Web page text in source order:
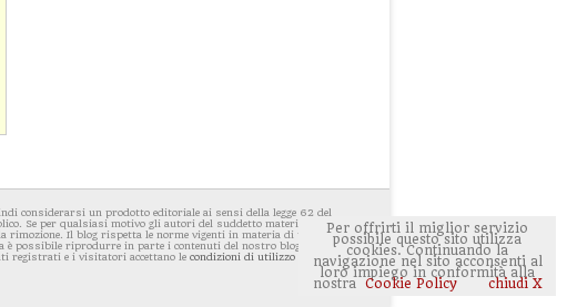
considerarsi un prodotto editoriale ai sensi della legge 62 del
Se per qualsiasi motivo gli autori del suddetto materiale avessero
rimozione. Il blog rispetta le norme vigenti in materia di privacy. E'
possibile riprodurre in parte i contenuti del nostro blog ponendo
registrati e i visitatori accettano le condizioni di utilizzo del sito
Per offrirti il miglior servizio
possibile questo sito utilizza
cookies. Continuando la
navigazione nel sito acconsenti al
loro impiego in conformità alla
nostra Cookie Policy chiudi X